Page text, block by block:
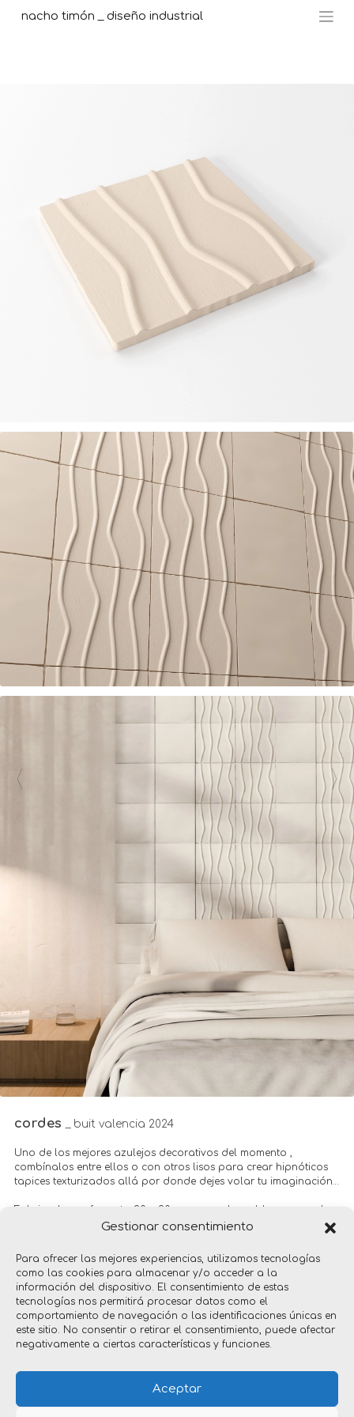
Gestionar consentimiento
Para ofrecer las mejores experiencias, utilizamos tecnologías
como las cookies para almacenar y/o acceder a la
información del dispositivo. El consentimiento de estas
tecnologías nos permitirá procesar datos como el
comportamiento de navegación o las identificaciones únicas en
este sitio. No consentir o retirar el consentimiento, puede afectar
negativamente a ciertas características y funciones.
Aceptar
nacho timón _ diseño industrial
cordes _ buit valencia 2024
Uno de los mejores azulejos decorativos del momento ,
combínalos entre ellos o con otros lisos para crear hipnóticos
tapices texturizados allá por donde dejes volar tu imaginación…
Fabricados en formato 20 x 20 cm y en colores blanco y nude.
buitvalencia.com